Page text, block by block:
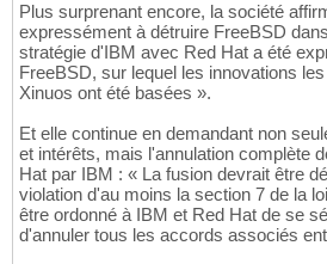
Plus surprenant encore, la société
expressément à détruire FreeBSD
stratégie d'IBM avec Red Hat a été
FreeBSD, sur lequel les innovations
Xinuos ont été basées ».
Et elle continue en demandant non
et intérêts, mais l'annulation complète
Hat par IBM : « La fusion devrait être
violation d'au moins la section 7 de la
être ordonné à IBM et Red Hat de se
d'annuler tous les accords associés